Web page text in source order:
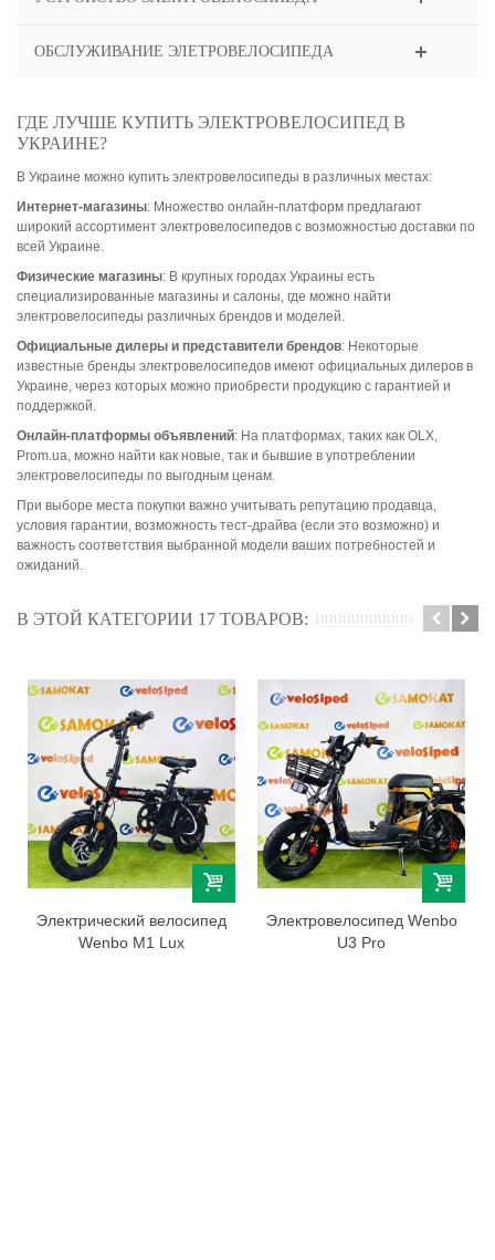
ОБСЛУЖИВАНИЕ ЭЛЕТРОВЕЛОСИПЕДА
ГДЕ ЛУЧШЕ КУПИТЬ ЭЛЕКТРОВЕЛОСИПЕД В
УКРАИНЕ?
В Украине можно купить электровелосипеды в различных местах:
Интернет-магазины: Множество онлайн-платформ предлагают
широкий ассортимент электровелосипедов с возможностью доставки по
всей Украине.
Физические магазины: В крупных городах Украины есть
специализированные магазины и салоны, где можно найти
электровелосипеды различных брендов и моделей.
Официальные дилеры и представители брендов: Некоторые
известные бренды электровелосипедов имеют официальных дилеров в
Украине, через которых можно приобрести продукцию с гарантией и
поддержкой.
Онлайн-платформы объявлений: На платформах, таких как OLX,
Prom.ua, можно найти как новые, так и бывшие в употреблении
электровелосипеды по выгодным ценам.
При выборе места покупки важно учитывать репутацию продавца,
условия гарантии, возможность тест-драйва (если это возможно) и
важность соответствия выбранной модели ваших потребностей и
ожиданий.
В ЭТОЙ КАТЕГОРИИ 17 ТОВАРОВ:
Электрический велосипед
Wenbo M1 Lux
Электровелосипед Wenbo
U3 Pro